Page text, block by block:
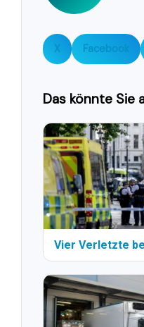
X Facebook
Das könnte Sie
Vier Verletzte